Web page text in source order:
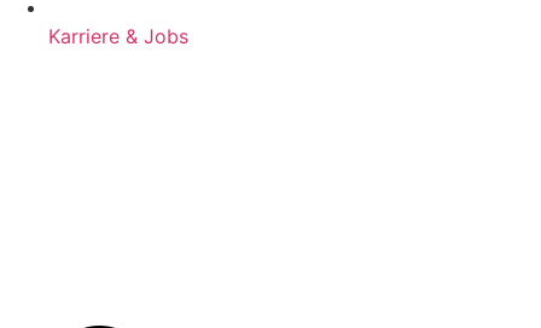
Karriere & Jobs